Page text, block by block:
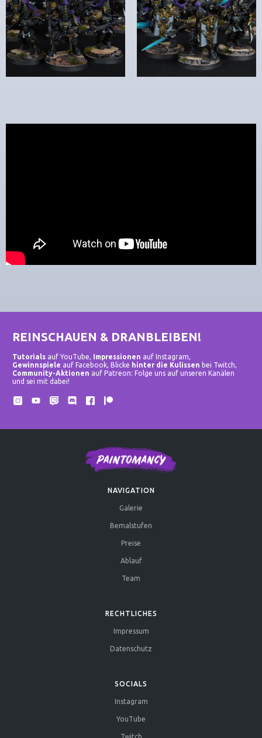
REINSCHAUEN & DRANBLEIBEN!
Tutorials auf YouTube, Impressionen auf Instagram,
Gewinnspiele auf Facebook, Blicke hinter die Kulissen bei Twitch,
Community-Aktionen auf Patreon: Folge uns auf unseren Kanälen
und sei mit dabei!
NAVIGATION
Galerie
Bemalstufen
Preise
Ablauf
Team
RECHTLICHES
Impressum
Datenschutz
SOCIALS
Instagram
YouTube
Twitch